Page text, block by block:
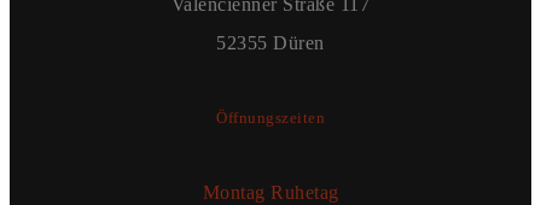
52355 Düren
Öffnungszeiten
Montag Ruhetag